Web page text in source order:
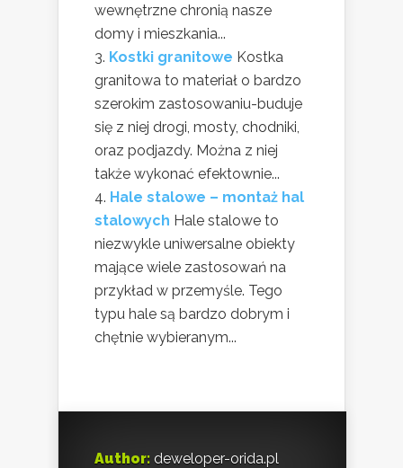
wewnętrzne chronią nasze
domy i mieszkania...
Kostki granitowe Kostka
granitowa to materiał o bardzo
szerokim zastosowaniu-buduje
się z niej drogi, mosty, chodniki,
oraz podjazdy. Można z niej
także wykonać efektownie...
Hale stalowe – montaż hal
stalowych Hale stalowe to
niezwykle uniwersalne obiekty
mające wiele zastosowań na
przykład w przemyśle. Tego
typu hale są bardzo dobrym i
chętnie wybieranym...
Author: deweloper-orida.pl